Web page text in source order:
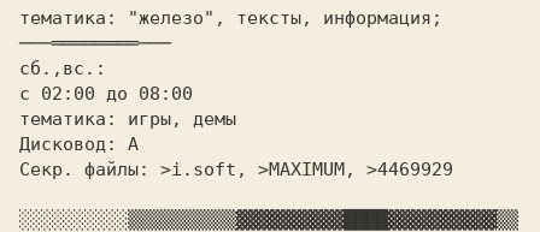
сб.,вс.:
с 02:00 до 08:00
тематика: игры, демы
Дисковод: A
Секр. файлы: >i.soft, >MAXIMUM, >4469929
░░░░░░░░░░▒▒▒▒▒▒▒▒▒▒▓▓▓▓▓▓▓▓▓▓ ▓▓▓▓▓▓▓▓▓▓▒▒